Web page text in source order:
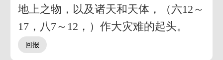
地上之物，以及诸天和天体，（六12～
17，八7～12，）作大灾难的起头。